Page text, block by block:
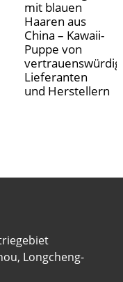
mit blauen
Haaren aus
China – Kawaii-
Puppe von
Lieferanten
und Herstellern
Longcheng-